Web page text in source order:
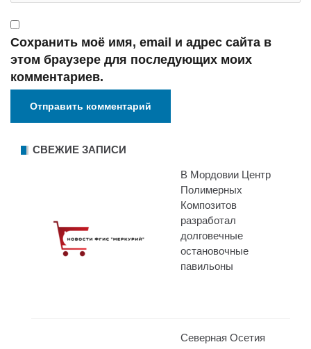
Сохранить моё имя, email и адрес сайта в
этом браузере для последующих моих
комментариев.
СВЕЖИЕ ЗАПИСИ
В Мордовии Центр
Полимерных
Композитов
разработал
долговечные
остановочные
павильоны
Северная Осетия